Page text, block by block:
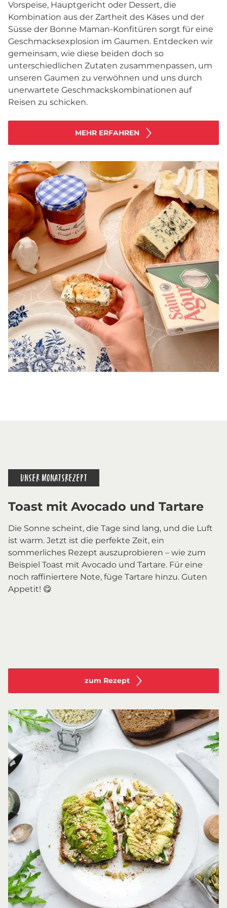
Vorspeise, Hauptgericht oder Dessert, die
Kombination aus der Zartheit des Käses und der
Süsse der Bonne Maman-Konfitüren sorgt für eine
Geschmacksexplosion im Gaumen. Entdecken wir
gemeinsam, wie diese beiden doch so
unterschiedlichen Zutaten zusammenpassen, um
unseren Gaumen zu verwöhnen und uns durch
unerwartete Geschmackskombinationen auf
Reisen zu schicken.
MEHR ERFAHREN
UNSER MONATSREZEPT
Toast mit Avocado und Tartare
Die Sonne scheint, die Tage sind lang, und die Luft
ist warm. Jetzt ist die perfekte Zeit, ein
sommerliches Rezept auszuprobieren – wie zum
Beispiel Toast mit Avocado und Tartare. Für eine
noch raffiniertere Note, füge Tartare hinzu. Guten
Appetit! 😋
zum Rezept